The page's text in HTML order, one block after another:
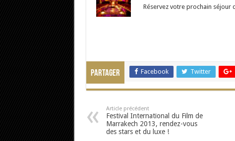
Réservez votre prochain séjour
Partager Facebook Twitter
Article précédent
Festival International du Film de
Marrakech 2013, rendez-vous
des stars et du luxe !